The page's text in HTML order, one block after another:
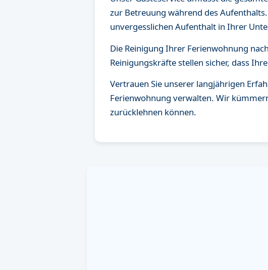
zur Betreuung während des
unvergesslichen Aufenthalt in Ihrer
Die Reinigung Ihrer Ferienwohnung
Reinigungskräfte stellen sicher, dass
Vertrauen Sie unserer langjährigen
Ferienwohnung verwalten. Wir
zurücklehnen können.